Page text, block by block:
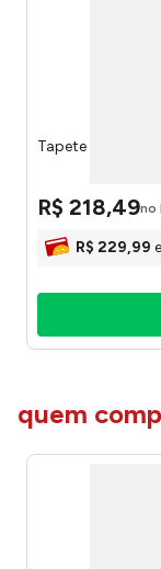
Tapete
R$ 218,49no
R$ 229,99
quem